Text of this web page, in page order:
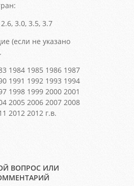
3.0, 3.5, 3.7
(если не указано
1984 1985 1986 1987
1991 1992 1993 1994
1998 1999 2000 2001
2005 2006 2007 2008
2012 2012 г.в.
ВОПРОС ИЛИ